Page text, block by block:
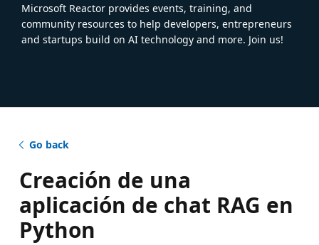
Microsoft Reactor provides events, training, and
community resources to help developers, entrepreneurs
and startups build on AI technology and more. Join us!
Go back
Creación de una
aplicación de chat RAG en
Python